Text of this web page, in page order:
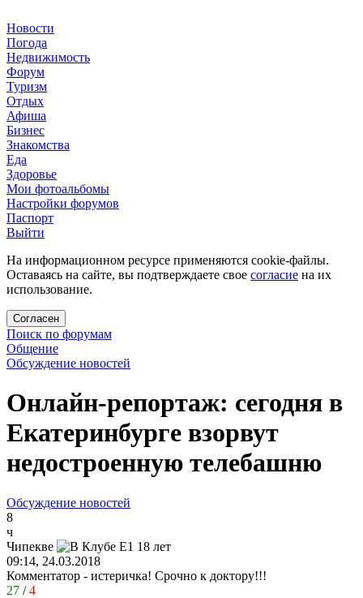
Новости
Погода
Недвижимость
Форум
Туризм
Отдых
Афиша
Бизнес
Знакомства
Еда
Здоровье
Мои фотоальбомы
Настройки форумов
Паспорт
Выйти
На информационном ресурсе применяются cookie-файлы.
Оставаясь на сайте, вы подтверждаете свое согласие на их
использование.
Согласен
Поиск по форумам
Общение
Обсуждение новостей
Онлайн-репортаж: сегодня в
Екатеринбурге взорвут
недостроенную телебашню
Обсуждение новостей
8
ч
Чипекве
09:14, 24.03.2018
Комментатор - истеричка! Срочно к доктору!!!
27 /4